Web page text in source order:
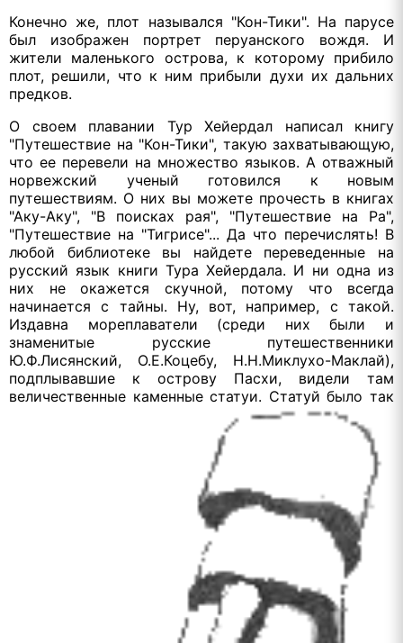
Конечно же, плот назывался "Кон-Тики". На парусе
был изображен портрет перуанского вождя. И
жители маленького острова, к которому прибило
плот, решили, что к ним прибыли духи их дальних
предков.
О своем плавании Тур Хейердал написал книгу
"Путешествие на "Кон-Тики", такую захватывающую,
что ее перевели на множество языков. А отважный
норвежский ученый готовился к новым
путешествиям. О них вы можете прочесть в книгах
"Аку-Аку", "В поисках рая", "Путешествие на Ра",
"Путешествие на "Тигрисе"... Да что перечислять! В
любой библиотеке вы найдете переведенные на
русский язык книги Тура Хейердала. И ни одна из
них не окажется скучной, потому что всегда
начинается с тайны. Ну, вот, например, с такой.
Издавна мореплаватели (среди них были и
знаменитые русские путешественники
Ю.Ф.Лисянский, О.Е.Коцебу, Н.Н.Миклухо-Маклай),
подплывавшие к острову Пасхи, видели там
величественные каменные статуи. Статуй было так